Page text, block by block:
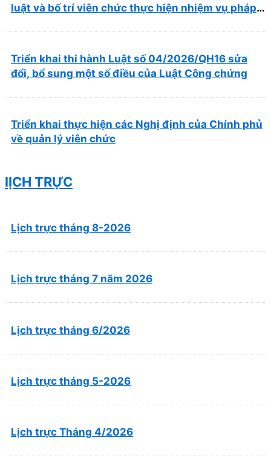
luật và bố trí viên chức thực hiện nhiệm vụ pháp
Triển khai thi hành Luật số 04/2026/QH16 sửa
đổi, bổ sung một số điều của Luật Công chứng
Triển khai thực hiện các Nghị định của Chính phủ
về quản lý viên chức
lỊCH TRỰC
Lịch trực tháng 8-2026
Lịch trực tháng 7 năm 2026
Lịch trực tháng 6/2026
Lịch trực tháng 5-2026
Lịch trực Tháng 4/2026